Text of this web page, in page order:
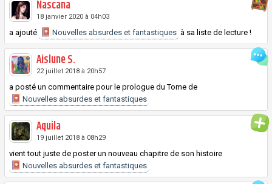
Nascana
18 janvier 2020 à 04h03
a ajouté Nouvelles absurdes et fantastiques à sa liste de lecture !
Aislune S.
22 juillet 2018 à 20h57
a posté un commentaire pour le prologue duTome de
Nouvelles absurdes et fantastiques
Aquila
19 juillet 2018 à 08h29
vient tout juste de poster un nouveau chapitre de son histoire
Nouvelles absurdes et fantastiques